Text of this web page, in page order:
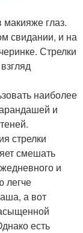
макияже глаз.
свидании, и на
Стрелки
наиболее
и
стрелки
смешать
и
легче
а вот
есть